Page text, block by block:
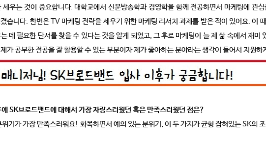
세우는 것이 중요합니다. 대학교에서 신문방송학과 경영학을 함께 전공하면서 마케팅에 관
습니다. 한번은 TV 마케팅 전략을 세우기 위한 마케팅 리서치 과제를 받은 적이 있어요. 이
데 필요한 단서를 찾을 수 있다는 것을 알게 되었고, 그 후로 마케팅이 늘 제 삶 속에서 재
가 공부한 전공을 잘 활용할 수 있는 부분이자 제가 좋아하는 분야라는 생각이 들어서 지원하
SK브로드밴드에 대해서 가장 자랑스러웠던 혹은 만족스러웠던 점은?
위기가 가장 만족스러워요! 화목하면서 예의 있는 분위기, 이 두 가지가 균형 잡혀있는 SK의